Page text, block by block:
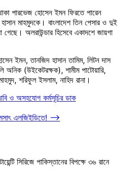
পারভেজ হোসেন ইমন ফিরতে পারেন
মাহমুদকে। বাংলাদেশ তিন পেসার ও দুই
গেছে। অলরাউন্ডার হিসেবে একাদশে জায়গা
ইমন, তানজিদ হাসান তামিম, লিটন দাস
(উইকেটরক্ষক), শামীম পাটোয়ারি,
শরিফুল ইসলাম, নাহিদ রানা।
ও অসহযোগ কর্মসূচির ডাক
এলজিইডিতে! ⟶